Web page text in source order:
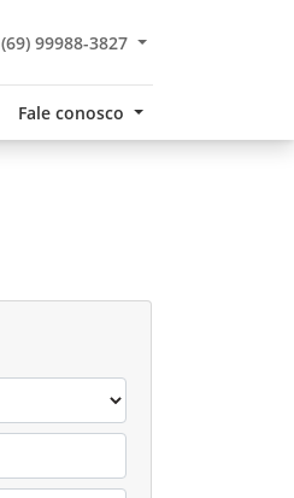
(69) 99988-3827
Fale conosco